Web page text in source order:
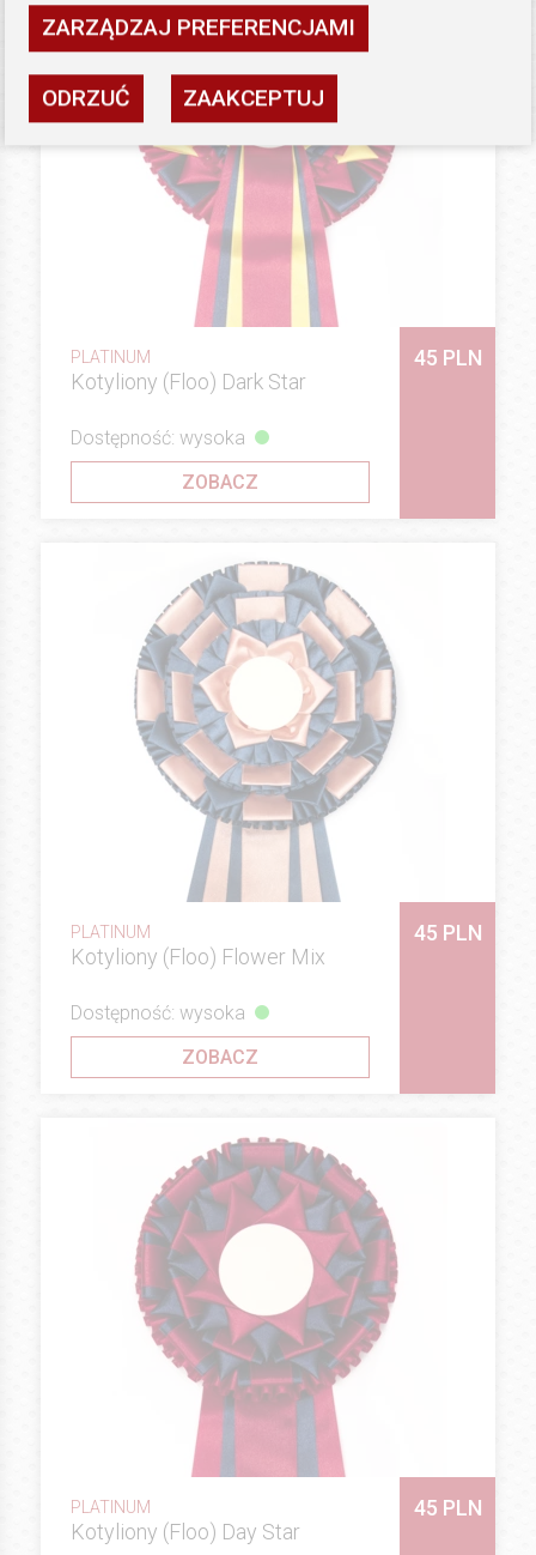
PLATINUM
Kotyliony (Floo) Dark Star
45 PLN
Dostępność: wysoka
ZOBACZ
PLATINUM
Kotyliony (Floo) Flower Mix
45 PLN
Dostępność: wysoka
ZOBACZ
PLATINUM
Kotyliony (Floo) Day Star
45 PLN
ZARZĄDZAJ PREFERENCJAMI
ODRZUĆ ZAAKCEPTUJ